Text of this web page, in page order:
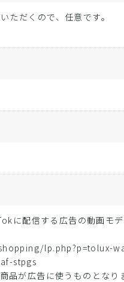
ただくので、任意です。
に配信する広告の動画モ
lp.php?p=tolux-
stpgs
品が広告に使うものとなり